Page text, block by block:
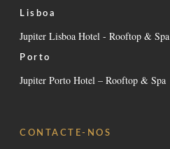
Lisboa
Jupiter Lisboa Hotel - Rooftop & Spa
Porto
Jupiter Porto Hotel – Rooftop & Spa
CONTACTE-NOS